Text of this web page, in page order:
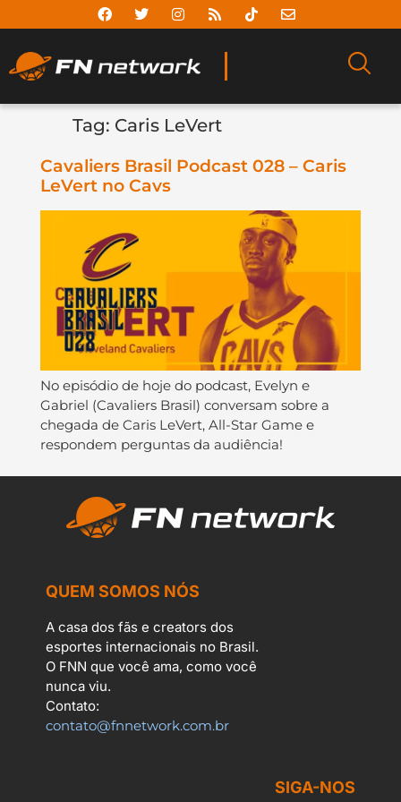
Tag: Caris LeVert
Cavaliers Brasil Podcast 028 – Caris
LeVert no Cavs
No episódio de hoje do podcast, Evelyn e
Gabriel (Cavaliers Brasil) conversam sobre a
chegada de Caris LeVert, All-Star Game e
respondem perguntas da audiência!
QUEM SOMOS NÓS
A casa dos fãs e creators dos
esportes internacionais no Brasil.
O FNN que você ama, como você
nunca viu.
Contato:
contato@fnnetwork.com.br
SIGA-NOS